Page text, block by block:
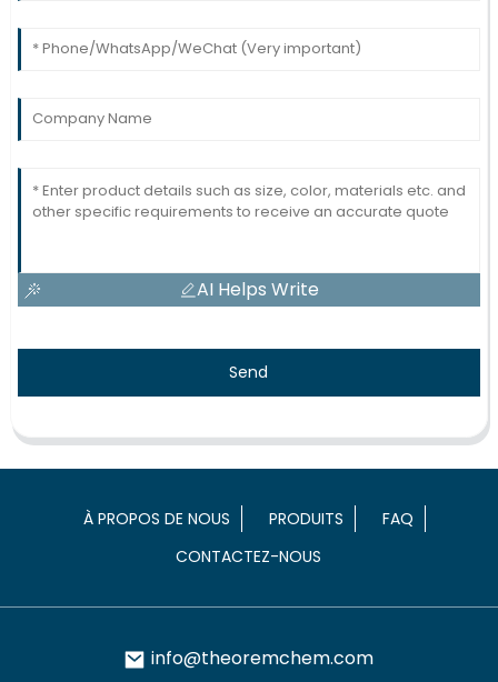
AI Helps Write
Send
À PROPOS DE NOUS PRODUITS
FAQ
CONTACTEZ-NOUS
info@theoremchem.com